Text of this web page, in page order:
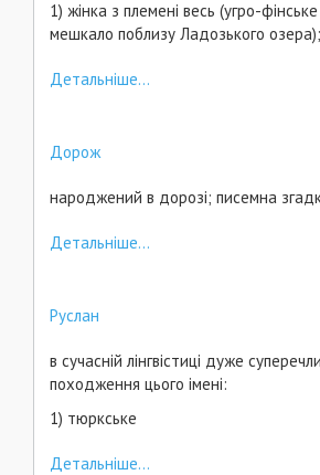
1) жінка з племені весь (угро-
мешкало поблизу Ладозького озера);
Детальніше...
Дорож
народжений в дорозі; писемна
Детальніше...
Руслан
в сучасній лінгвістиці дуже
походження цього імені:
1) тюркське
Детальніше...